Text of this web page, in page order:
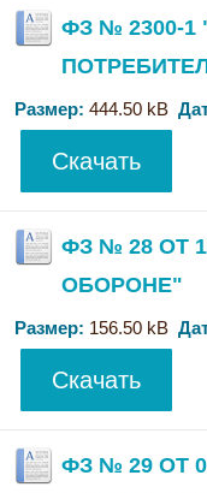
ФЗ № 2300-
Размер: 444.50 kB
Скачать
ФЗ № 28 ОТ
ОБОРОНЕ"
Размер: 156.50 kB
Скачать
ФЗ № 29 ОТ